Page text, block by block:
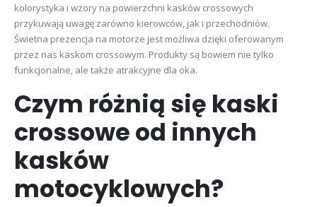
kolorystyka i wzory na powierzchni kasków crossowych
przykuwają uwagę zarówno kierowców, jak i przechodniów.
Świetna prezencja na motorze jest możliwa dzięki oferowanym
przez nas kaskom crossowym. Produkty są bowiem nie tylko
funkcjonalne, ale także atrakcyjne dla oka.
Czym różnią się kaski
crossowe od innych
kasków
motocyklowych?